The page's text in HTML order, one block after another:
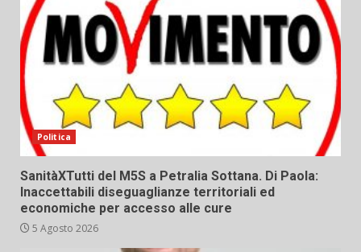
Politica
SanitàXTutti del M5S a Petralia Sottana. Di Paola:
Inaccettabili diseguaglianze territoriali ed
economiche per accesso alle cure
5 Agosto 2026